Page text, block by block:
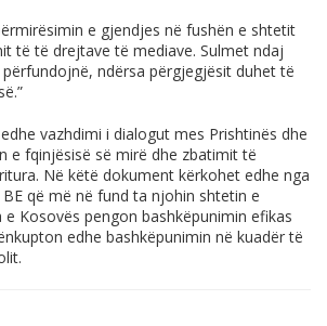
e gjendjes në fushën e shtetit
të të drejtave të mediave. Sulmet ndaj
ndërsa përgjegjësit duhet të
vazhdimi i dialogut mes Prishtinës dhe
e fqinjësisë së mirë dhe zbatimit të
Në këtë dokument kërkohet edhe nga
që më në fund ta njohin shtetin e
Kosovës pengon bashkëpunimin efikas
edhe bashkëpunimin në kuadër të